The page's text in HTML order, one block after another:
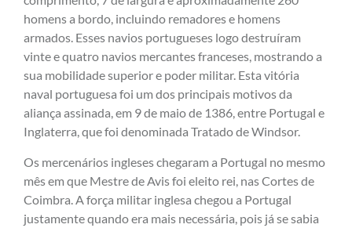
homens a bordo, incluindo remadores e homens
armados. Esses navios portugueses logo destruíram
vinte e quatro navios mercantes franceses, mostrando a
sua mobilidade superior e poder militar. Esta vitória
naval portuguesa foi um dos principais motivos da
aliança assinada, em 9 de maio de 1386, entre Portugal e
Inglaterra, que foi denominada Tratado de Windsor.
Os mercenários ingleses chegaram a Portugal no mesmo
mês em que Mestre de Avis foi eleito rei, nas Cortes de
Coimbra. A força militar inglesa chegou a Portugal
justamente quando era mais necessária, pois já se sabia